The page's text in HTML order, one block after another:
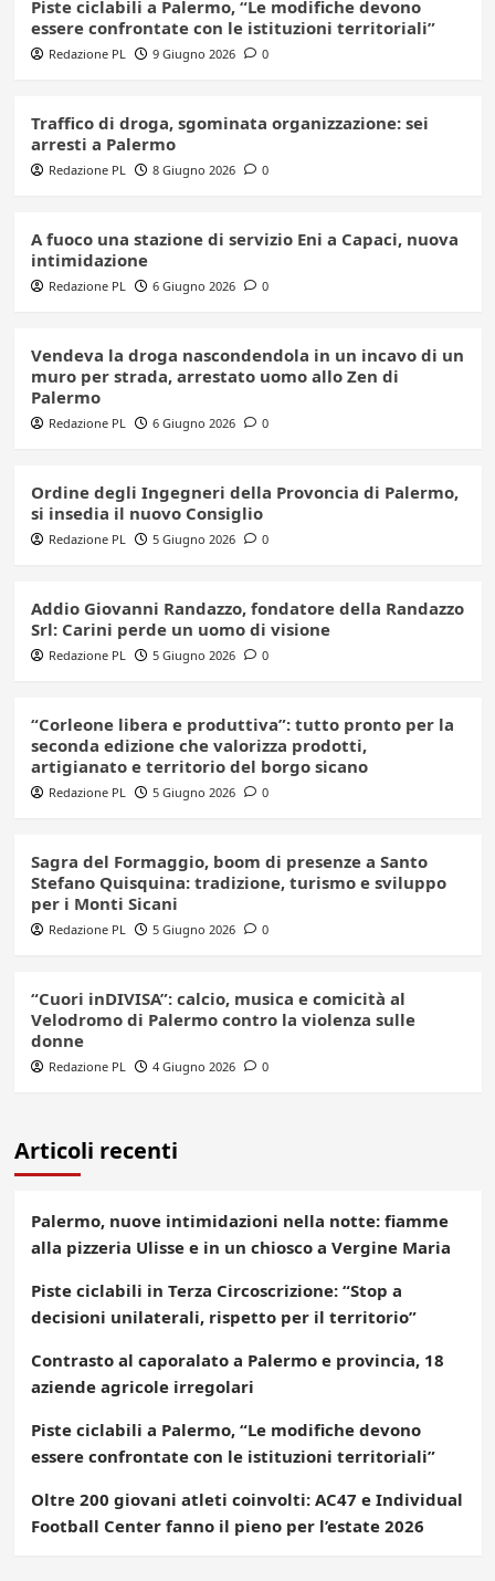
Piste ciclabili a Palermo, “Le modifiche devono
essere confrontate con le istituzioni territoriali”
Redazione PL 9 Giugno 2026 0
Traffico di droga, sgominata organizzazione: sei
arresti a Palermo
Redazione PL 8 Giugno 2026 0
A fuoco una stazione di servizio Eni a Capaci, nuova
intimidazione
Redazione PL 6 Giugno 2026 0
Vendeva la droga nascondendola in un incavo di un
muro per strada, arrestato uomo allo Zen di
Palermo
Redazione PL 6 Giugno 2026 0
Ordine degli Ingegneri della Provoncia di Palermo,
si insedia il nuovo Consiglio
Redazione PL 5 Giugno 2026 0
Addio Giovanni Randazzo, fondatore della Randazzo
Srl: Carini perde un uomo di visione
Redazione PL 5 Giugno 2026 0
“Corleone libera e produttiva”: tutto pronto per la
seconda edizione che valorizza prodotti,
artigianato e territorio del borgo sicano
Redazione PL 5 Giugno 2026 0
Sagra del Formaggio, boom di presenze a Santo
Stefano Quisquina: tradizione, turismo e sviluppo
per i Monti Sicani
Redazione PL 5 Giugno 2026 0
“Cuori inDIVISA”: calcio, musica e comicità al
Velodromo di Palermo contro la violenza sulle
donne
Redazione PL 4 Giugno 2026 0
Articoli recenti
Palermo, nuove intimidazioni nella notte: fiamme
alla pizzeria Ulisse e in un chiosco a Vergine Maria
Piste ciclabili in Terza Circoscrizione: “Stop a
decisioni unilaterali, rispetto per il territorio”
Contrasto al caporalato a Palermo e provincia, 18
aziende agricole irregolari
Piste ciclabili a Palermo, “Le modifiche devono
essere confrontate con le istituzioni territoriali”
Oltre 200 giovani atleti coinvolti: AC47 e Individual
Football Center fanno il pieno per l’estate 2026